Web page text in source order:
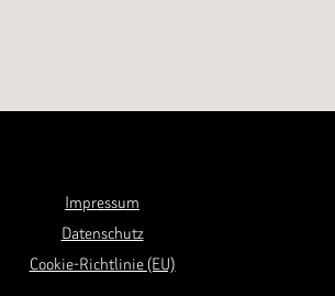
Impressum
Datenschutz
Cookie-Richtlinie (EU)